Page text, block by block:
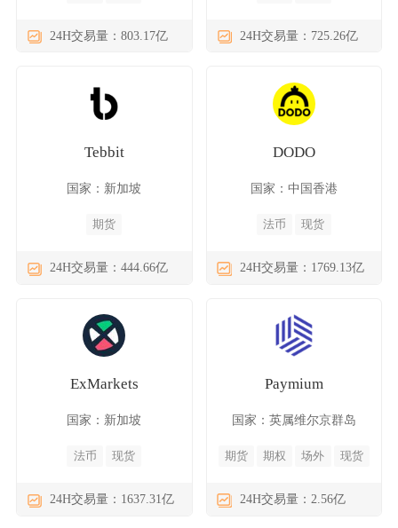
24H交易量：803.17亿 24H交易量：725.26亿
Tebbit
国家：新加坡
期货
24H交易量：444.66亿
DODO
国家：中国香港
法币 现货
24H交易量：1769.13亿
ExMarkets
国家：新加坡
法币 现货
24H交易量：1637.31亿
Paymium
国家：英属维尔京群岛
期货 期权 场外 现货
24H交易量：2.56亿